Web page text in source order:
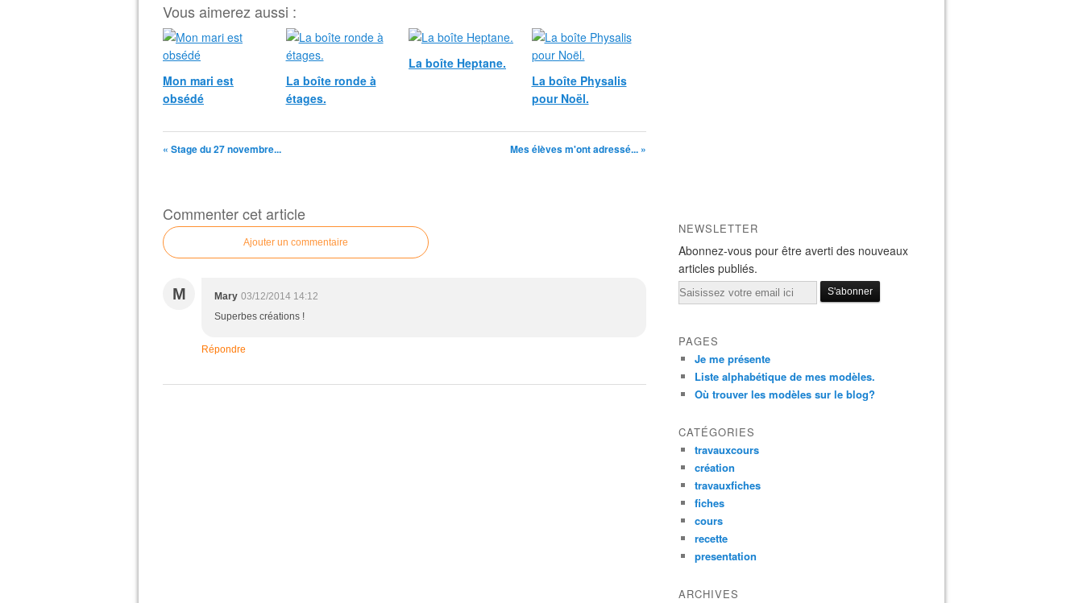
Vous aimerez aussi :
Mon mari est
obsédé
La boîte ronde à
étages.
La boîte Heptane.
La boîte Physalis
pour Noël.
« Stage du 27 novembre... Mes élèves m'ont adressé... »
Commenter cet article
Ajouter un commentaire
M Mary 03/12/2014 14:12
Superbes créations !
Répondre
NEWSLETTER
Abonnez-vous pour être averti des nouveaux
articles publiés.
Email
PAGES
Je me présente
Liste alphabétique de mes modèles.
Où trouver les modèles sur le blog?
CATÉGORIES
travauxcours
création
travauxfiches
fiches
cours
recette
presentation
ARCHIVES